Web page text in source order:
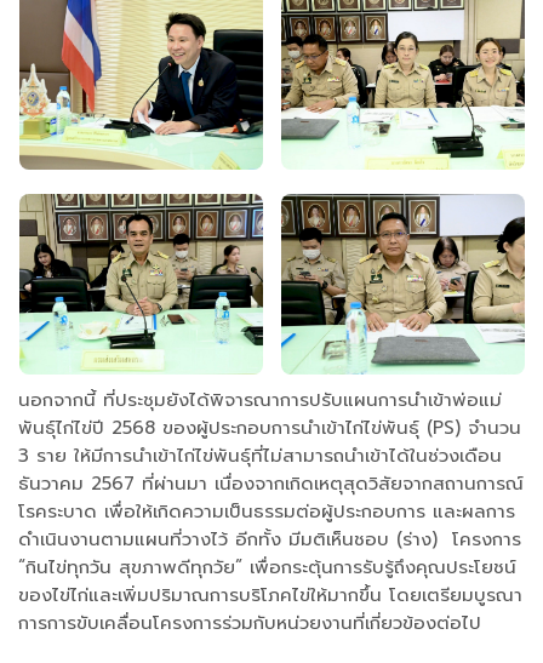
นอกจากนี้ ที่ประชุมยังได้พิจารณาการปรับแผนการนำเข้าพ่อแม่
พันธุ์ไก่ไข่ปี 2568 ของผู้ประกอบการนำเข้าไก่ไข่พันธุ์ (PS) จำนวน
3 ราย ให้มีการนำเข้าไก่ไข่พันธุ์ที่ไม่สามารถนำเข้าได้ในช่วงเดือน
ธันวาคม 2567 ที่ผ่านมา เนื่องจากเกิดเหตุสุดวิสัยจากสถานการณ์
โรคระบาด เพื่อให้เกิดความเป็นธรรมต่อผู้ประกอบการ และผลการ
ดำเนินงานตามแผนที่วางไว้ อีกทั้ง มีมติเห็นชอบ (ร่าง) โครงการ
“กินไข่ทุกวัน สุขภาพดีทุกวัย” เพื่อกระตุ้นการรับรู้ถึงคุณประโยชน์
ของไข่ไก่และเพิ่มปริมาณการบริโภคไข่ให้มากขึ้น โดยเตรียมบูรณา
การการขับเคลื่อนโครงการร่วมกับหน่วยงานที่เกี่ยวข้องต่อไป